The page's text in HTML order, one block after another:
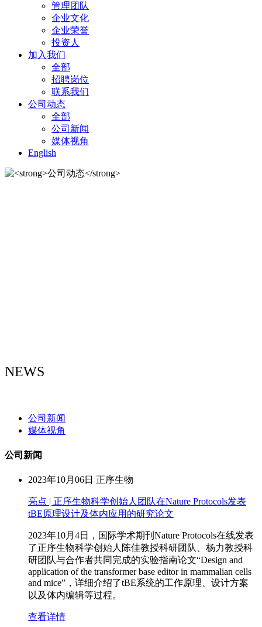
管理团队
企业文化
企业荣誉
投资人
加入我们
全部
招聘岗位
联系我们
公司动态
全部
公司新闻
媒体视角
English
NEWS
公司新闻
媒体视角
公司新闻
2023年10月06日 正序生物
亮点 | 正序生物科学创始人团队在Nature Protocols发表
tBE原理设计及体内应用的研究论文
2023年10月4日，国际学术期刊Nature Protocols在线发表
了正序生物科学创始人陈佳教授科研团队、杨力教授科
研团队与合作者共同完成的实验指南论文“Design and
application of the transformer base editor in mammalian cells
and mice”，详细介绍了tBE系统的工作原理、设计方案
以及体内编辑等过程。
查看详情